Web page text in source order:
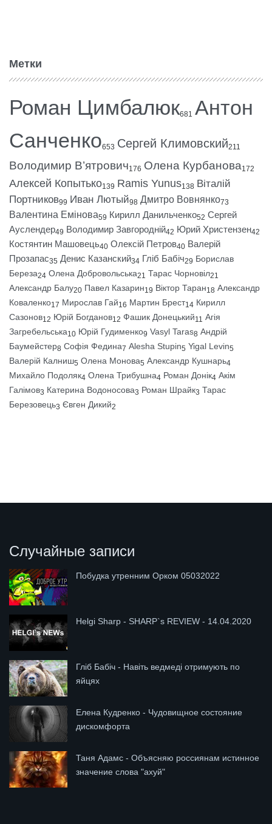
Метки
Роман Цимбалюк681 Антон
Санченко653 Сергей Климовский211
Володимир В’ятрович176 Олена Курбанова172
Алексей Копытько139 Ramis Yunus138 Віталій
Портников99 Иван Лютый98 Дмитро Вовнянко73
Валентина Емінова59 Кирилл Данильченко52 Сергей
Ауслендер49 Володимир Завгородній42 Юрий Христензен42
Костянтин Машовець40 Олексій Петров40 Валерій
Прозапас35 Денис Казанский34 Гліб Бабіч29 Борислав
Береза24 Олена Добровольська21 Тарас Чорновіл21
Александр Балу20 Павел Казарин19 Віктор Таран18 Александр
Коваленко17 Мирослав Гай16 Мартин Брест14 Кирилл
Сазонов12 Юрій Богданов12 Фашик Донецький11 Агія
Загребельська10 Юрій Гудименко9 Vasyl Taras8 Андрій
Баумейстер8 Софія Федина7 Alesha Stupin5 Yigal Levin5
Валерій Калниш5 Олена Монова5 Александр Кушнарь4
Михайло Подоляк4 Олена Трибушна4 Роман Донік4 Акім
Галімов3 Катерина Водоносова3 Роман Шрайк3 Тарас
Березовець3 Євген Дикий2
Случайные записи
Побудка утренним Орком 05032022
Helgi Sharp - SHARP`s REVIEW - 14.04.2020
Гліб Бабіч - Навіть ведмеді отримують по
яйцях
Елена Кудренко - Чудовищное состояние
дискомфорта
Таня Адамс - Объясняю россиянам истинное
значение слова "ахуй"